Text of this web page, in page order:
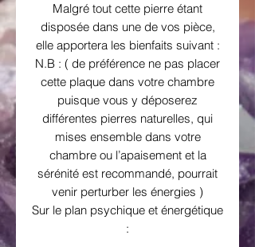
Malgré tout cette pierre étant
disposée dans une de vos pièce,
elle apportera les bienfaits suivant :
N.B : ( de préférence ne pas placer
cette plaque dans votre chambre
puisque vous y déposerez
différentes pierres naturelles, qui
mises ensemble dans votre
chambre ou l’apaisement et la
sérénité est recommandé, pourrait
venir perturber les énergies )
Sur le plan psychique et énergétique
: